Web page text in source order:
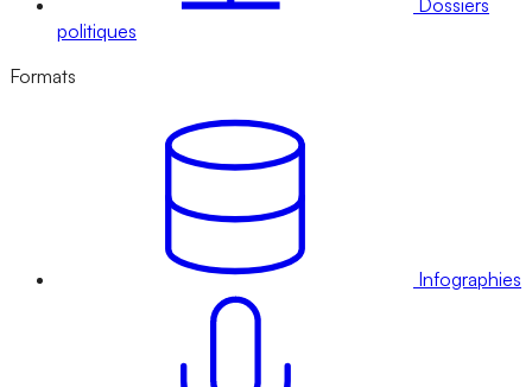
Dossiers
politiques
Formats
Infographies